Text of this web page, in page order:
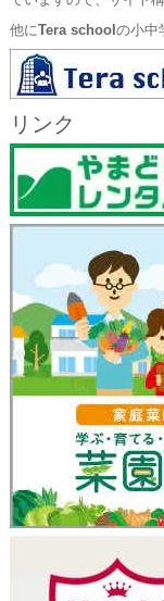
他にTera school の小中
リンク